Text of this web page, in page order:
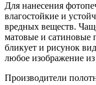
Для нанесения
влагостойкие и
вредных веществ.
матовые и сатиновые
бликует и рисунок
любое изображение из
Производители